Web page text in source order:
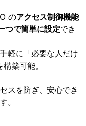
のアクセス制御機能
つで簡単に設定でき
軽に「必要な人だけ
築可能。
スを防ぎ、安心でき
。